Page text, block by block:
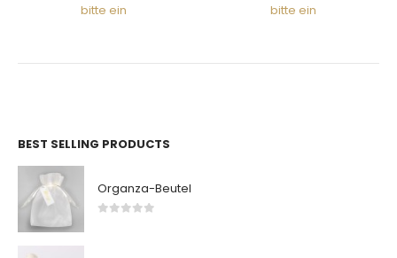
bitte ein
bitte ein
BEST SELLING PRODUCTS
Organza-Beutel